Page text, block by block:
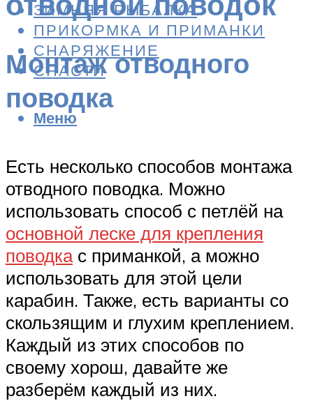
ЗИМНЯЯ РЫБАЛКА
ПРИКОРМКА И ПРИМАНКИ
СНАРЯЖЕНИЕ
СНАСТИ
Меню
Монтаж отводного
поводка
Есть несколько способов монтажа
отводного поводка. Можно
использовать способ с петлёй на
основной леске для крепления
поводкас приманкой, а можно
использовать для этой цели
карабин. Также, есть варианты со
скользящим и глухим креплением.
Каждый из этих способов по
своему хорош, давайте же
разберём каждый из них.